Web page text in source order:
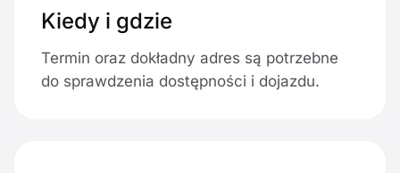
Kiedy i gdzie
Termin oraz dokładny adres są potrzebne
do sprawdzenia dostępności i dojazdu.